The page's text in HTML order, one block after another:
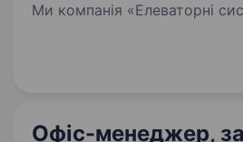
Ми компанія «Елеваторні
розвивається! Вже 10
Офіс-менеджер,